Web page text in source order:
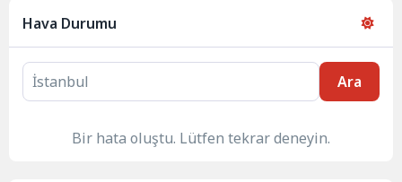
Hava Durumu
Ara
Bir hata oluştu. Lütfen tekrar deneyin.